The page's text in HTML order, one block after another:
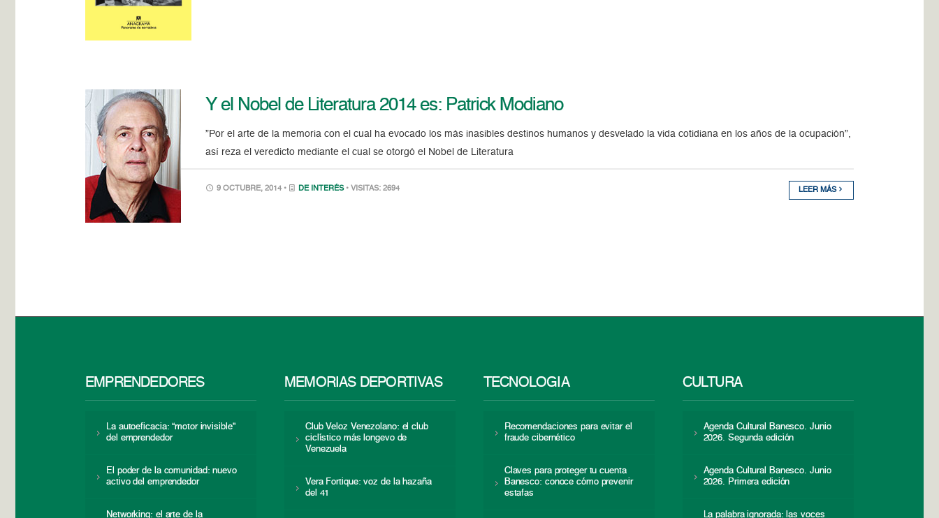
Y el Nobel de Literatura 2014 es: Patrick Modiano
”Por el arte de la memoria con el cual ha evocado los más inasibles destinos humanos y desvelado la vida cotidiana en los años de la ocupación”,
así reza el veredicto mediante el cual se otorgó el Nobel de Literatura
9 OCTUBRE, 2014 • DE INTERÉS • VISITAS: 2694 LEER MÁS
EMPRENDEDORES
La autoeficacia: “motor invisible”
del emprendedor
El poder de la comunidad: nuevo
activo del emprendedor
Networking: el arte de la
MEMORIAS DEPORTIVAS
Club Veloz Venezolano: el club
ciclístico más longevo de
Venezuela
Vera Fortique: voz de la hazaña
del 41
TECNOLOGÍA
Recomendaciones para evitar el
fraude cibernético
Claves para proteger tu cuenta
Banesco: conoce cómo prevenir
estafas
CULTURA
Agenda Cultural Banesco. Junio
2026. Segunda edición
Agenda Cultural Banesco. Junio
2026. Primera edición
La palabra ignorada: las voces